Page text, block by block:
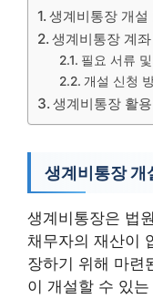
생계비통장 개설
생계비통장 계
필요 서류
개설 신청
생계비통장 활
생계비통장 개
생계비통장은 법
채무자의 재산이
장하기 위해 마련
이 개설할 수 있